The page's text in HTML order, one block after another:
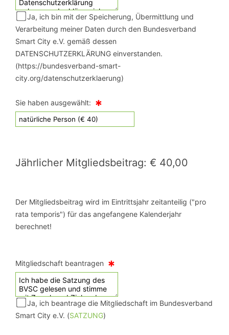
Ja, ich bin mit der Speicherung, Übermittlung und
Verarbeitung meiner Daten durch den Bundesverband
Smart City e.V. gemäß dessen
DATENSCHUTZERKLÄRUNG einverstanden.
(https://bundesverband-smart-
city.org/datenschutzerklaerung)
Sie haben ausgewählt: *
Jährlicher Mitgliedsbeitrag: € 40,00
Der Mitgliedsbeitrag wird im Eintrittsjahr zeitanteilig ("pro
rata temporis") für das angefangene Kalenderjahr
berechnet!
Mitgliedschaft beantragen *
Ja, ich beantrage die Mitgliedschaft im Bundesverband
Smart City e.V. (SATZUNG)